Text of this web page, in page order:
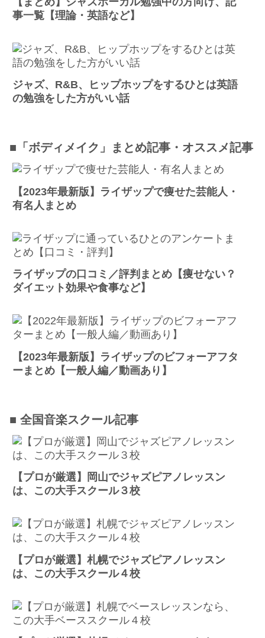
事一覧【理論・英語など】
ジャズ、R&B、ヒップホップをするひとは英語
の勉強をした方がいい話
■「ボディメイク」まとめ記事・オススメ記事
【2023年最新版】ライザップで痩せた芸能人・
有名人まとめ
ライザップの口コミ／評判まとめ【痩せない？
ダイエット効果や食事など】
【2023年最新版】ライザップのビフォーアフタ
ーまとめ【一般人編／動画あり】
■ 全国音楽スクール記事
【プロが厳選】岡山でジャズピアノレッスン
は、この大手スクール３校
【プロが厳選】札幌でジャズピアノレッスン
は、この大手スクール４校